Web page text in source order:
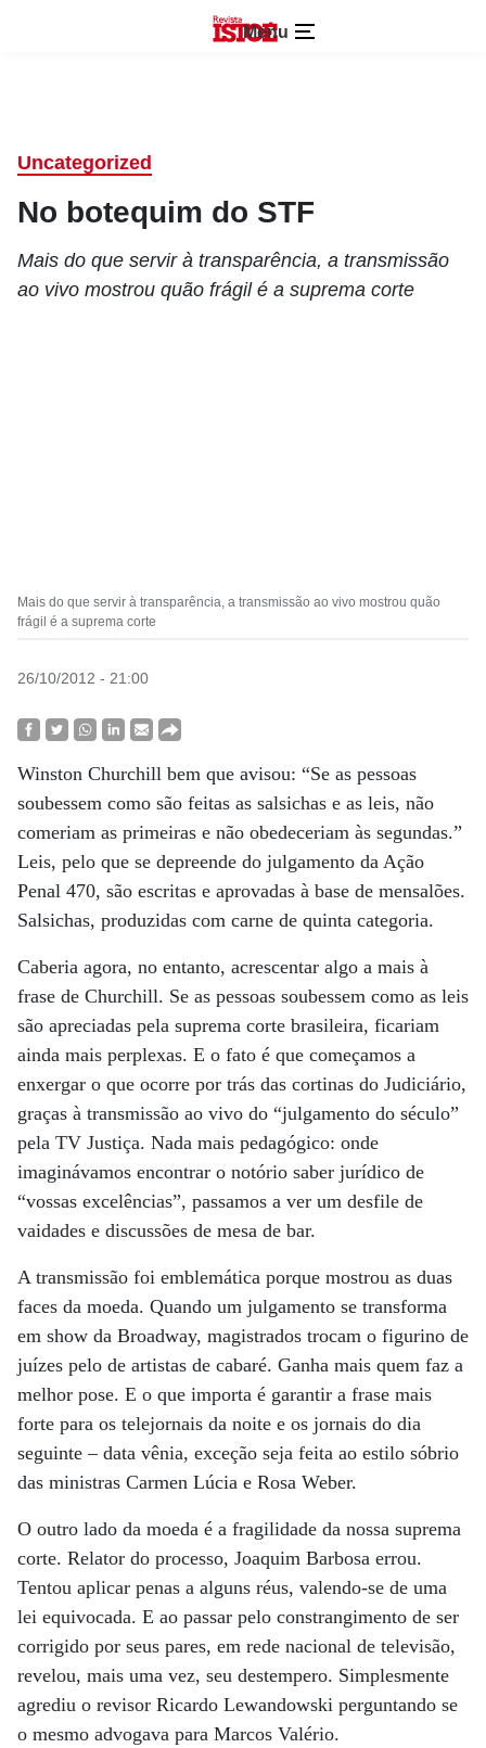
Menu
Uncategorized
No botequim do STF
Mais do que servir à transparência, a transmissão
ao vivo mostrou quão frágil é a suprema corte
Mais do que servir à transparência, a transmissão ao vivo mostrou quão
frágil é a suprema corte
26/10/2012 - 21:00
Winston Churchill bem que avisou: “Se as pessoas
soubessem como são feitas as salsichas e as leis, não
comeriam as primeiras e não obedeceriam às segundas.”
Leis, pelo que se depreende do julgamento da Ação
Penal 470, são escritas e aprovadas à base de mensalões.
Salsichas, produzidas com carne de quinta categoria.
Caberia agora, no entanto, acrescentar algo a mais à
frase de Churchill. Se as pessoas soubessem como as leis
são apreciadas pela suprema corte brasileira, ficariam
ainda mais perplexas. E o fato é que começamos a
enxergar o que ocorre por trás das cortinas do Judiciário,
graças à transmissão ao vivo do “julgamento do século”
pela TV Justiça. Nada mais pedagógico: onde
imaginávamos encontrar o notório saber jurídico de
“vossas excelências”, passamos a ver um desfile de
vaidades e discussões de mesa de bar.
A transmissão foi emblemática porque mostrou as duas
faces da moeda. Quando um julgamento se transforma
em show da Broadway, magistrados trocam o figurino de
juízes pelo de artistas de cabaré. Ganha mais quem faz a
melhor pose. E o que importa é garantir a frase mais
forte para os telejornais da noite e os jornais do dia
seguinte – data vênia, exceção seja feita ao estilo sóbrio
das ministras Carmen Lúcia e Rosa Weber.
O outro lado da moeda é a fragilidade da nossa suprema
corte. Relator do processo, Joaquim Barbosa errou.
Tentou aplicar penas a alguns réus, valendo-se de uma
lei equivocada. E ao passar pelo constrangimento de ser
corrigido por seus pares, em rede nacional de televisão,
revelou, mais uma vez, seu destempero. Simplesmente
agrediu o revisor Ricardo Lewandowski perguntando se
o mesmo advogava para Marcos Valério.